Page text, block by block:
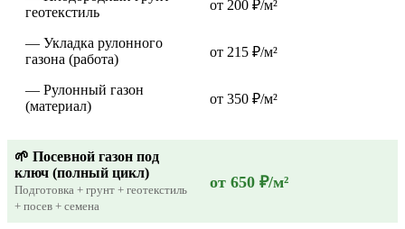
геотекстиль
от 200 ₽/м²
— Укладка рулонного
газона (работа)
от 215 ₽/м²
— Рулонный газон
(материал)
от 350 ₽/м²
🌱 Посевной газон под
ключ (полный цикл)
Подготовка + грунт + геотекстиль
+ посев + семена
от 650 ₽/м²